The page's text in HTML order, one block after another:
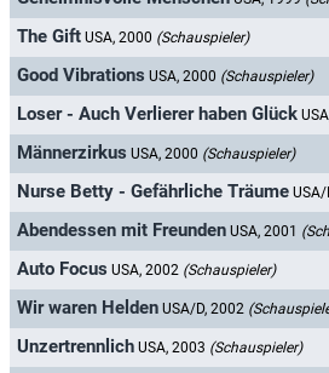
The Gift USA, 2000 (Schauspieler)
Good Vibrations USA, 2000 (Schauspieler)
Loser - Auch Verlierer haben Glück
Männerzirkus USA, 2000 (Schauspieler)
Nurse Betty - Gefährliche Träume USA/
Abendessen mit Freunden USA, 2001
Auto Focus USA, 2002 (Schauspieler)
Wir waren Helden USA/D, 2002
Unzertrennlich USA, 2003 (Schauspieler)